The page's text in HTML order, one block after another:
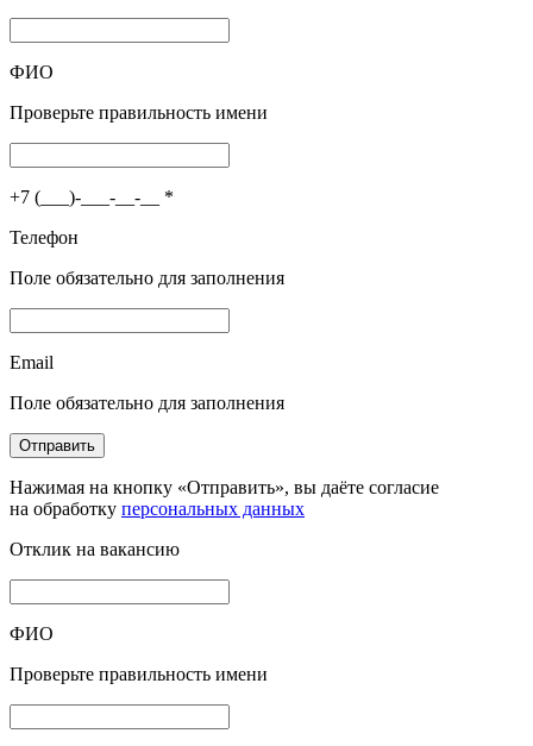
ФИО
Проверьте правильность имени
+7 (___)-___-__-__ *
Телефон
Поле обязательно для заполнения
Email
Поле обязательно для заполнения
Отправить
Нажимая на кнопку «Отправить», вы даёте согласие
на обработку персональных данных
Отклик на вакансию
ФИО
Проверьте правильность имени